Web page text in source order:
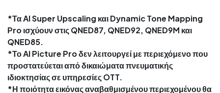
*Τα AI Super Upscaling και Dynamic Tone Mapping
Pro ισχύουν στις QNED87, QNED92, QNED9M και
QNED85.
*Το AI Picture Pro δεν λειτουργεί με περιεχόμενο που
προστατεύεται από δικαιώματα πνευματικής
ιδιοκτησίας σε υπηρεσίες OTT.
*Η ποιότητα εικόνας αναβαθμισμένου περιεχομένου θα